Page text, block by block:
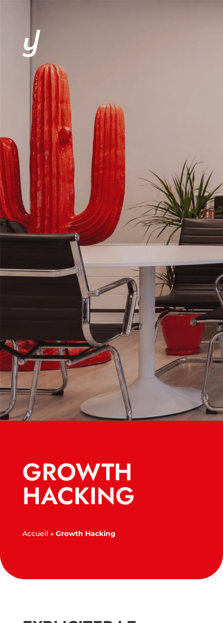
ACTUALITÉS
CONTACT
L’Agence de
communication
qui propulse
Votre
Business
GROWTH
HACKING
Accueil » Growth Hacking